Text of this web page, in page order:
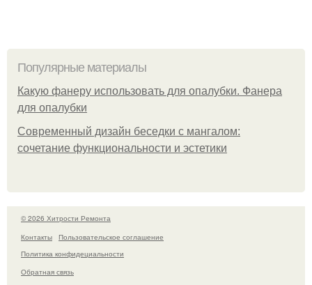
Популярные материалы
Какую фанеру использовать для опалубки. Фанера
для опалубки
Современный дизайн беседки с мангалом:
сочетание функциональности и эстетики
© 2026 Хитрости Ремонта
Контакты
Пользовательское соглашение
Политика конфидециальности
Обратная связь